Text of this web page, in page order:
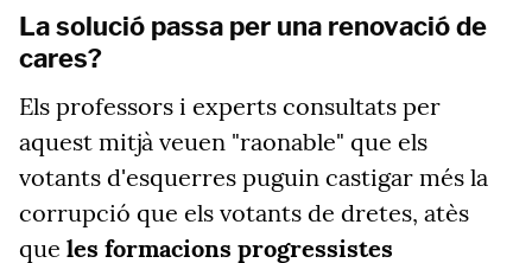
La solució passa per una renovació de
cares?
Els professors i experts consultats per
aquest mitjà veuen "raonable" que els
votants d'esquerres puguin castigar més la
corrupció que els votants de dretes, atès
que les formacions progressistes